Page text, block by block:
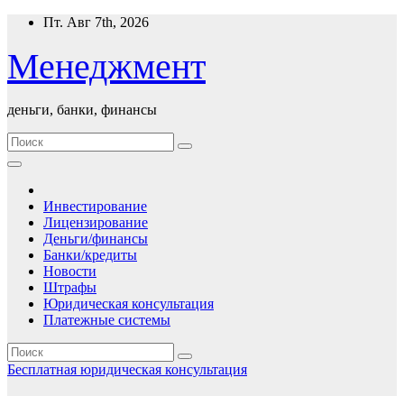
Перейти
содержимому
Пт. Авг 7th, 2026
Менеджмент
деньги, банки, финансы
Инвестирование
Лицензирование
Деньги/финансы
Банки/кредиты
Новости
Штрафы
Юридическая консультация
Платежные системы
Бесплатная юридическая консультация